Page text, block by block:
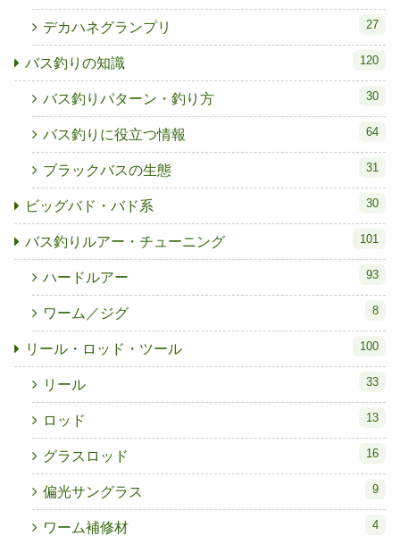
デカハネグランプリ 27
バス釣りの知識 120
バス釣りパターン・釣り方 30
バス釣りに役立つ情報 64
ブラックバスの生態 31
ビッグバド・バド系 30
バス釣りルアー・チューニング 101
ハードルアー 93
ワーム／ジグ 8
リール・ロッド・ツール 100
リール 33
ロッド 13
グラスロッド 16
偏光サングラス 9
ワーム補修材 4